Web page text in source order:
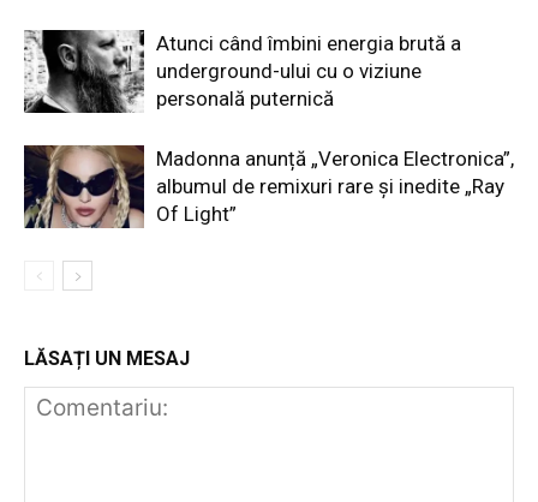
Atunci când îmbini energia brută a
underground-ului cu o viziune
personală puternică
Madonna anunță „Veronica Electronica”,
albumul de remixuri rare și inedite „Ray
Of Light”
LĂSAȚI UN MESAJ